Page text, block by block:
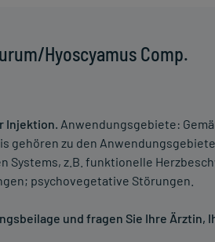
Hyoscyamus Comp.
Injektion. Anwendungsgebiete:
gehören zu den
Systems, z.B. funktionelle
psychovegetative Störungen.
und fragen Sie Ihre Ärztin,